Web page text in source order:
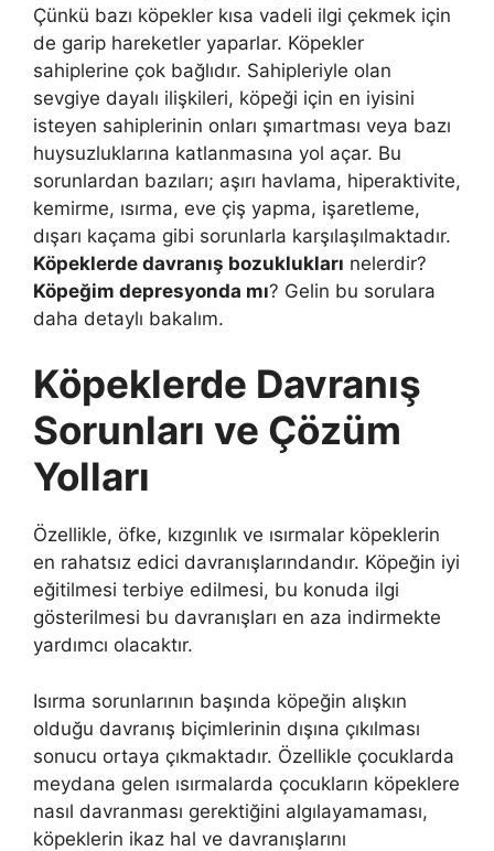
Çünkü bazı köpekler kısa vadeli ilgi çekmek için
de garip hareketler yaparlar. Köpekler
sahiplerine çok bağlıdır. Sahipleriyle olan
sevgiye dayalı ilişkileri, köpeği için en iyisini
isteyen sahiplerinin onları şımartması veya bazı
huysuzluklarına katlanmasına yol açar. Bu
sorunlardan bazıları; aşırı havlama, hiperaktivite,
kemirme, ısırma, eve çiş yapma, işaretleme,
dışarı kaçama gibi sorunlarla karşılaşılmaktadır.
Köpeklerde davranış bozuklukları nelerdir?
Köpeğim depresyonda mı? Gelin bu sorulara
daha detaylı bakalım.
Köpeklerde Davranış
Sorunları ve Çözüm
Yolları
Özellikle, öfke, kızgınlık ve ısırmalar köpeklerin
en rahatsız edici davranışlarındandır. Köpeğin iyi
eğitilmesi terbiye edilmesi, bu konuda ilgi
gösterilmesi bu davranışları en aza indirmekte
yardımcı olacaktır.
Isırma sorunlarının başında köpeğin alışkın
olduğu davranış biçimlerinin dışına çıkılması
sonucu ortaya çıkmaktadır. Özellikle çocuklarda
meydana gelen ısırmalarda çocukların köpeklere
nasıl davranması gerektiğini algılayamaması,
köpeklerin ikaz hal ve davranışlarını